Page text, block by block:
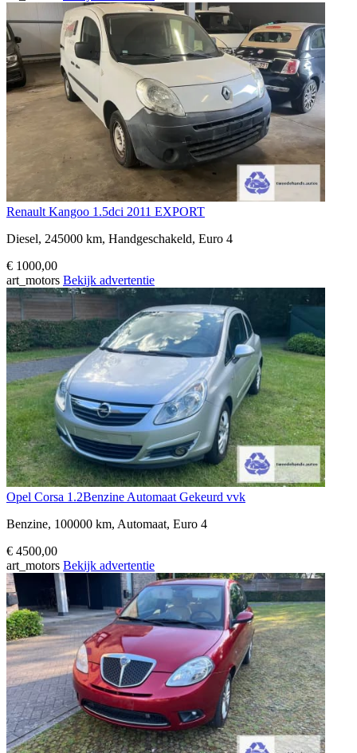
Renault Kangoo 1.5dci 2011 EXPORT
Diesel, 245000 km, Handgeschakeld, Euro 4
€ 1000,00
art_motors Bekijk advertentie
Opel Corsa 1.2Benzine Automaat Gekeurd vvk
Benzine, 100000 km, Automaat, Euro 4
€ 4500,00
art_motors Bekijk advertentie